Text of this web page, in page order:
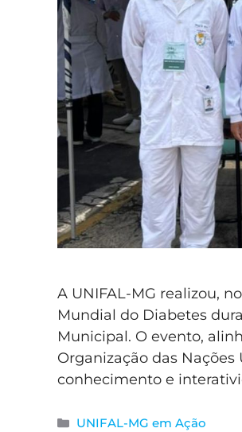
A UNIFAL-MG realizou,
Mundial do Diabetes
Municipal. O evento,
Organização das
conhecimento e
UNIFAL-MG em Ação